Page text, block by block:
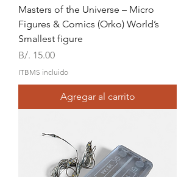
Masters of the Universe – Micro
Figures & Comics (Orko) World’s
Smallest figure
Precio
B/. 15.00
ITBMS incluido
Agregar al carrito